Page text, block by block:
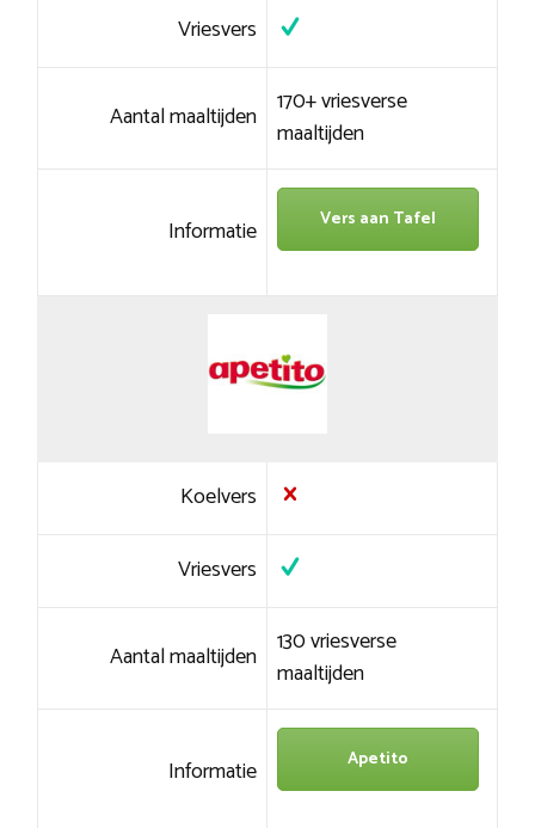
Vriesvers
Aantal maaltijden 170+ vriesverse
maaltijden
Informatie Vers aan Tafel
Koelvers
Vriesvers
Aantal maaltijden 130 vriesverse
maaltijden
Informatie Apetito